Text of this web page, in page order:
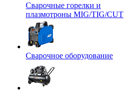
Сварочные горелки и
плазмотроны MIG/TIG/CUT
Сварочное оборудование